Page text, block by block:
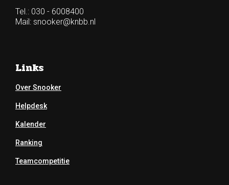
Tel.: 030 - 6008400
Mail: snooker@knbb.nl
Links
Over Snooker
Helpdesk
Kalender
Ranking
Teamcompetitie